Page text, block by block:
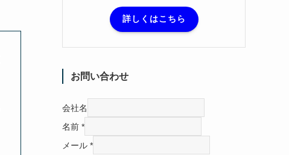
詳しくはこちら
お問い合わせ
会社名
名前 *
メール *